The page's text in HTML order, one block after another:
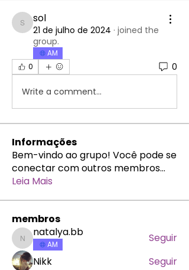
sol
sol
21 de julho de 2024 · joined the
group.
AM
0
0
Write a comment...
Informações
Bem-vindo ao grupo! Você pode se
conectar com outros membros...
Leia Mais
membros
natalya.bb
natalya.bb
AM
Seguir
Nikk
Seguir